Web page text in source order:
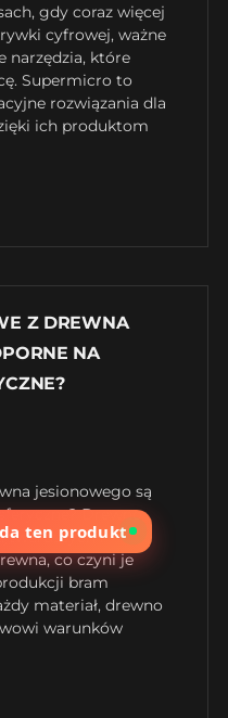
gdy coraz więcej
cyfrowej, ważne
narzędzia, które
Supermicro to
rozwiązania dla
ich produktom
Z DREWNA
NA
jesionowego są
Drewno
i
co czyni je
bram
materiał, drewno
warunków
ten produkt